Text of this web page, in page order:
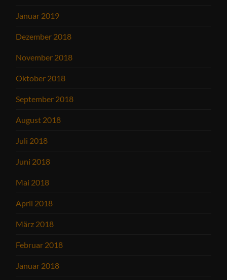
Januar 2019
Dezember 2018
November 2018
Oktober 2018
September 2018
August 2018
Juli 2018
Juni 2018
Mai 2018
April 2018
März 2018
Februar 2018
Januar 2018